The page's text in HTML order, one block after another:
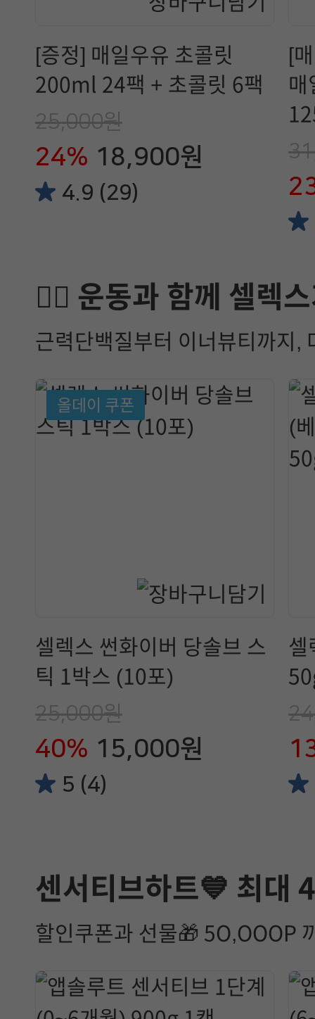
[증정] 매일우유 초콜릿
200ml 24팩 + 초콜릿 6팩
25,000원
24% 18,900원
4.9 (29)
[
매
🏋️‍♂️ 운동과 함께 셀렉
근력단백질부터 이너뷰티까지,
올데이 쿠폰
셀렉스 썬화이버 당솔브 스
틱 1박스 (10포)
25,000원
40% 15,000원
5 (4)
셀
센서티브하트💙 최대
할인쿠폰과 선물🎁 5O,OOOP